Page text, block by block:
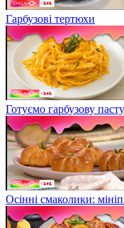
Гарбузові тертюхи
Готуємо гарбузову
Осінні смаколики: